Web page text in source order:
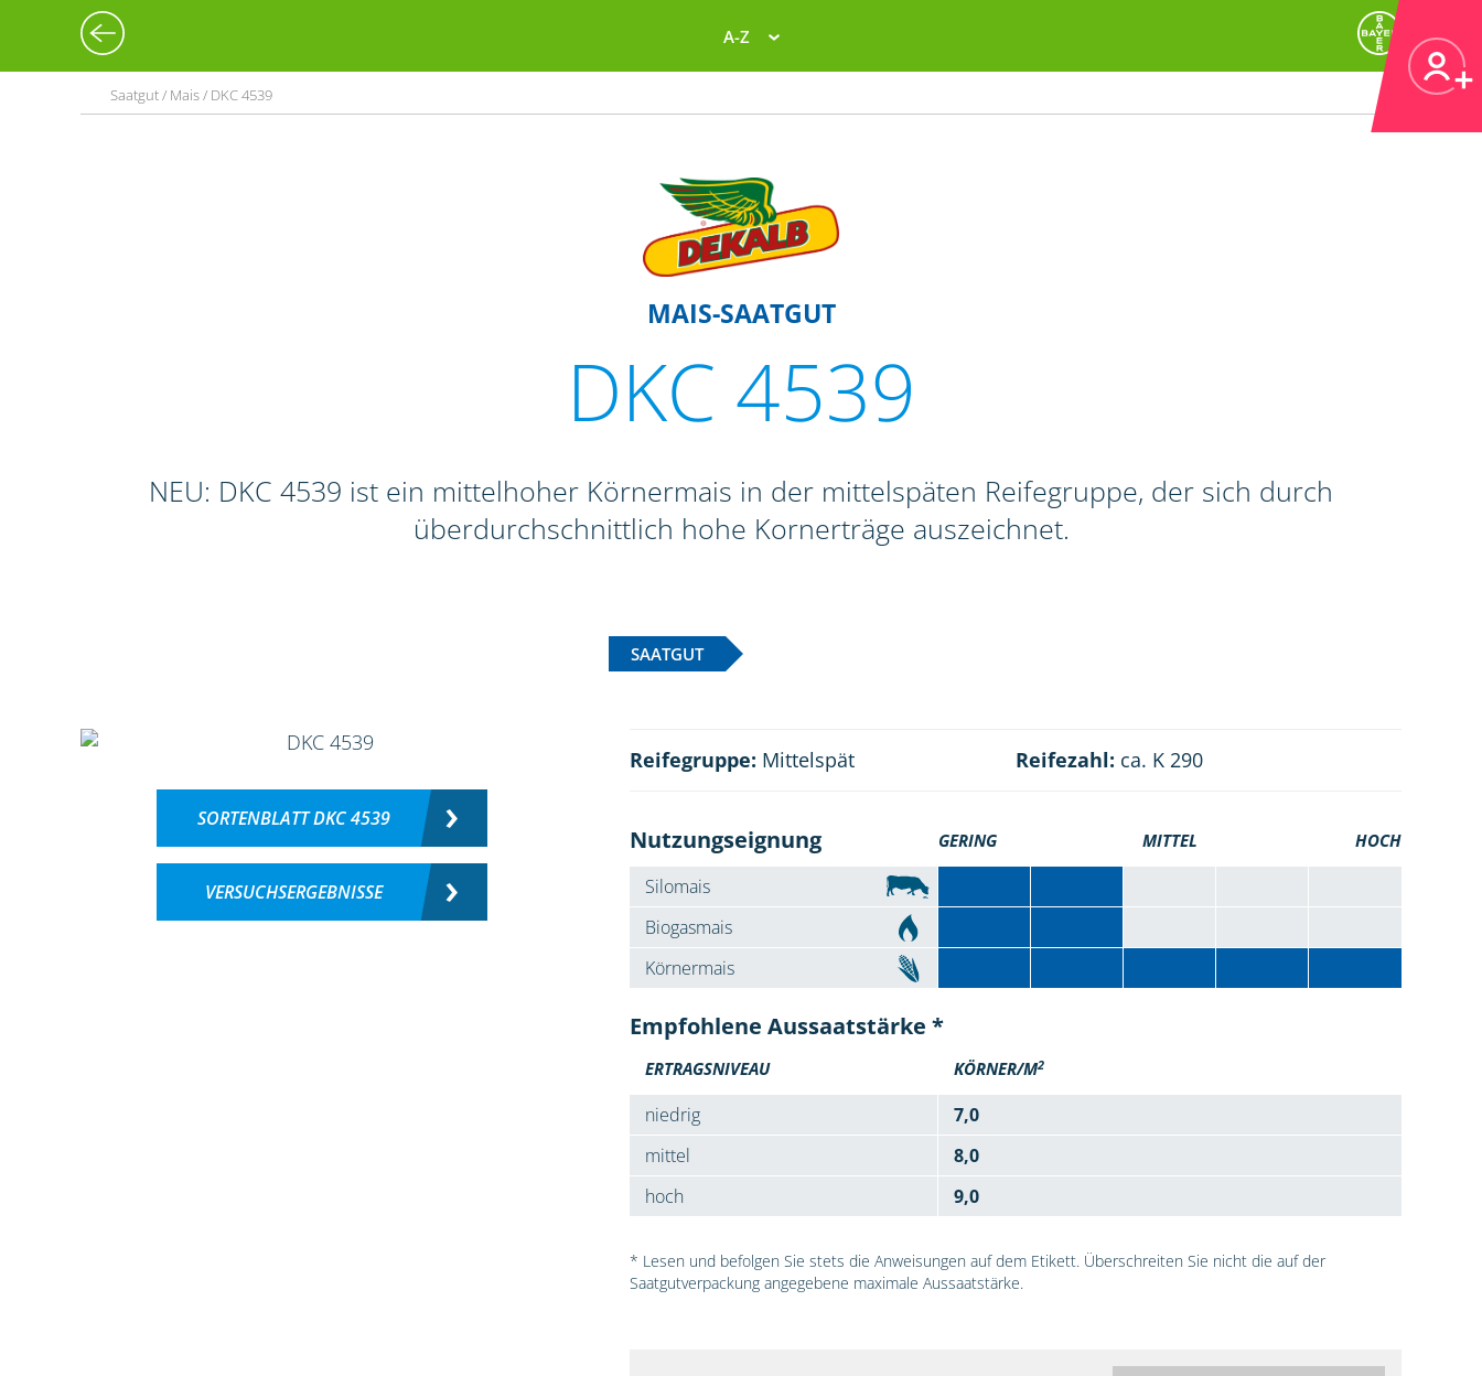
A-Z
Saatgut / Mais / DKC 4539
MAIS-SAATGUT
DKC 4539
NEU: DKC 4539 ist ein mittelhoher Körnermais in der mittelspäten Reifegruppe, der sich durch
überdurchschnittlich hohe Kornerträge auszeichnet.
SAATGUT
SORTENBLATT DKC 4539
VERSUCHSERGEBNISSE
Reifegruppe: Mittelspät Reifezahl: ca. K 290
Nutzungseignung GERING MITTEL HOCH
Silomais
Biogasmais
Körnermais
Empfohlene Aussaatstärke *
ERTRAGSNIVEAU KÖRNER/M2
niedrig
7,0
mittel
8,0
hoch
9,0
* Lesen und befolgen Sie stets die Anweisungen auf dem Etikett. Überschreiten Sie nicht die auf der
Saatgutverpackung angegebene maximale Aussaatstärke.